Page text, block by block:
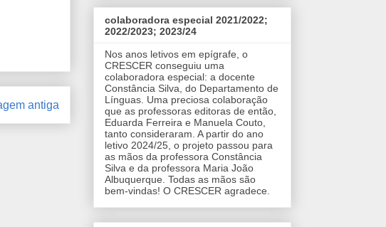
antiga
colaboradora especial 2021/2022;
2022/2023; 2023/24
Nos anos letivos em epígrafe, o
CRESCER conseguiu uma
colaboradora especial: a docente
Constância Silva, do Departamento de
Línguas. Uma preciosa colaboração
que as professoras editoras de então,
Eduarda Ferreira e Manuela Couto,
tanto consideraram. A partir do ano
letivo 2024/25, o projeto passou para
as mãos da professora Constância
Silva e da professora Maria João
Albuquerque. Todas as mãos são
bem-vindas! O CRESCER agradece.